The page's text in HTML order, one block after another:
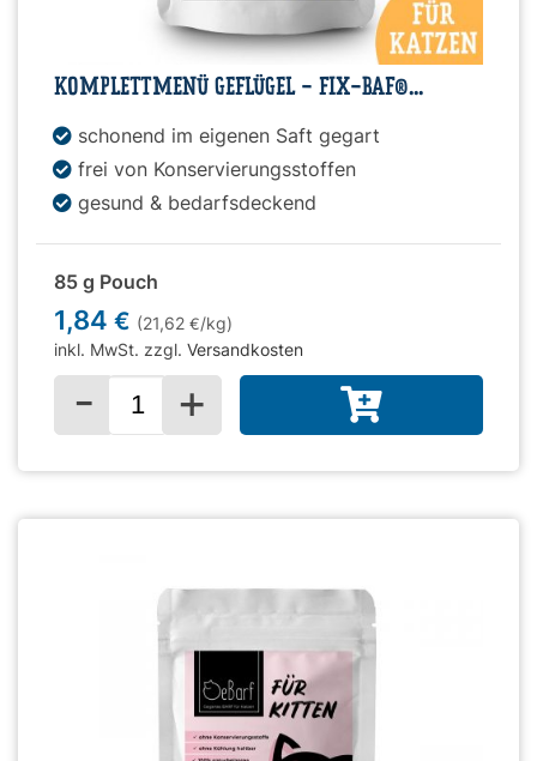
KOMPLETTMENÜ GEFLÜGEL - FIX-BAF®...
schonend im eigenen Saft gegart
frei von Konservierungsstoffen
gesund & bedarfsdeckend
85 g Pouch
1,84 € (21,62 €/kg)
inkl. MwSt. zzgl. Versandkosten
- +